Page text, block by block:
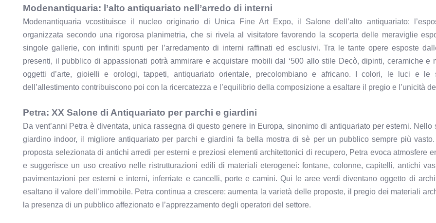
Modenantiquaria: l’alto antiquariato nell’arredo di interni
Modenantiquaria vcostituisce il nucleo originario di Unica Fine Art Expo, il Salone dell’alto antiquariato:
organizzata secondo una rigorosa planimetria, che si rivela al visitatore favorendo la scoperta delle meraviglie
singole gallerie, con infiniti spunti per l’arredamento di interni raffinati ed esclusivi. Tra le tante opere esposte
presenti, il pubblico di appassionati potrà ammirare e acquistare mobili dal ‘500 allo stile Decò, dipinti, ceramiche e
oggetti d’arte, gioielli e orologi, tappeti, antiquariato orientale, precolombiano e africano. I colori, le luci e le
dell’allestimento contribuiscono poi con la ricercatezza e l’equilibrio della composizione a esaltare il pregio e l’unicità
Petra: XX Salone di Antiquariato per parchi e giardini
Da vent’anni Petra è diventata, unica rassegna di questo genere in Europa, sinonimo di antiquariato per esterni. Nello
giardino indoor, il migliore antiquariato per parchi e giardini fa bella mostra di sè per un pubblico sempre più
proposta selezionata di antichi arredi per esterni e preziosi elementi architettonici di recupero, Petra evoca atmosfere
e suggerisce un uso creativo nelle ristrutturazioni edili di materiali eterogenei: fontane, colonne, capitelli, antichi
pavimentazioni per esterni e interni, inferriate e cancelli, porte e camini. Qui le aree verdi diventano oggetto di
esaltano il valore dell’immobile. Petra continua a crescere: aumenta la varietà delle proposte, il pregio dei materiali
la presenza di un pubblico affezionato e l’apprezzamento degli operatori del settore.